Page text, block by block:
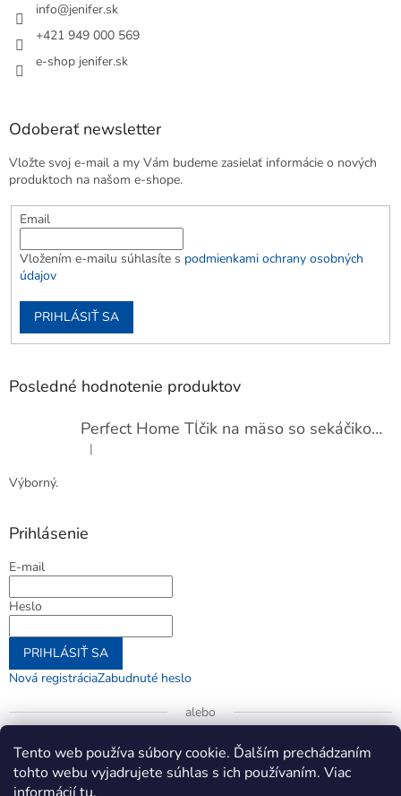
Tento web používa súbory cookie. Ďalším prechádzaním
tohto webu vyjadrujete súhlas s ich používaním. Viac
info@jenifer.sk
+421 949 000 569
e-shop jenifer.sk
Odoberať newsletter
Vložte svoj e-mail a my Vám budeme zasielať informácie o nových
produktoch na našom e-shope.
Email
Vložením e-mailu súhlasíte s podmienkami ochrany osobných
údajov
PRIHLÁSIŤ SA
Posledné hodnotenie produktov
Perfect Home Tĺčik na mäso so sekáčikom, 56893
Hodnotenie produktu je 5 z 5 hviezdičiek.
|
Výborný.
Prihlásenie
E-mail
Heslo
PRIHLÁSIŤ SA
Nová registráciaZabudnuté heslo
alebo
Prihlásiť sa cez Google